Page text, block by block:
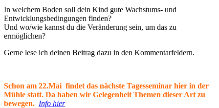
In welchem Boden soll dein Kind gute Wachstums- und
Entwicklungsbedingungen finden?
Und wo/wie kannst du die Veränderung sein, um das zu
ermöglichen?
Gerne lese ich deinen Beitrag dazu in den Kommentarfeldern.
Schon am 22.Mai findet das nächste Tagesseminar hier in der
Mühle statt. Da haben wir Gelegenheit Themen dieser Art zu
bewegen. Info hier